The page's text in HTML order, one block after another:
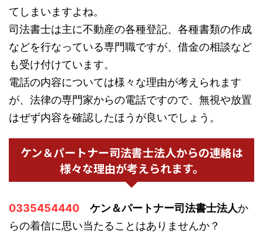
てしまいますよね。
司法書士は主に不動産の各種登記、各種書類の作成
などを行なっている専門職ですが、借金の相談など
も受け付けています。
電話の内容については様々な理由が考えられます
が、法律の専門家からの電話ですので、無視や放置
はぜず内容を確認したほうが良いでしょう。
ケン＆パートナー司法書士法人からの連絡は
様々な理由が考えられます。
0335454440 ケン＆パートナー司法書士法人か
らの着信に思い当たることはありませんか？